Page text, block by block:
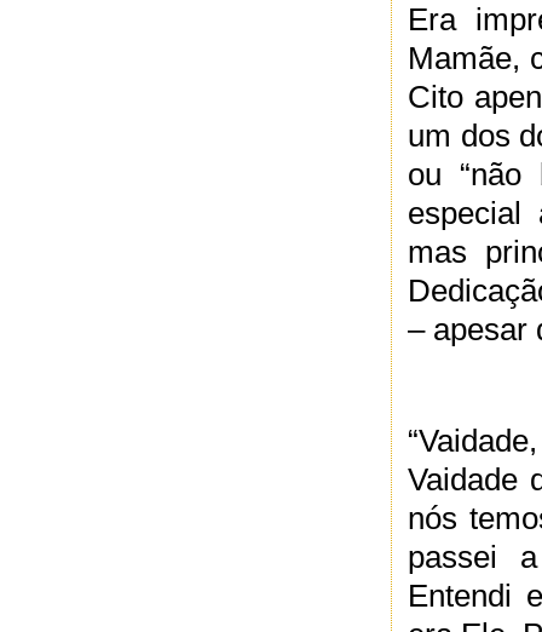
Era
Mamãe,
Cito
um dos
ou “não
especial
mas
– apesar
Vaidade
nós
passei
Entendi